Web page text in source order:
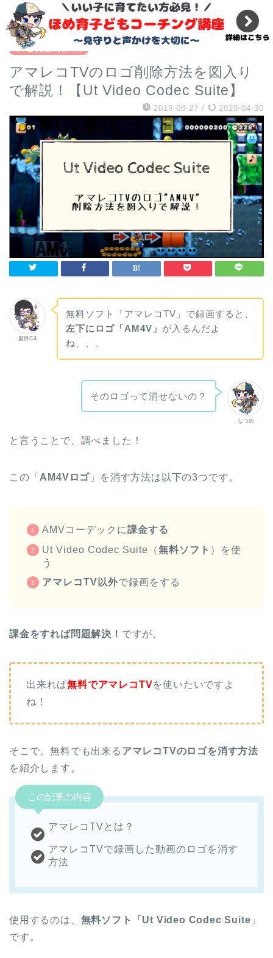
『必修科目』小学校のプログラミング教育ではプログラマ
ーになれない理由
ゲーム実況動画の作り方
アマレコTVのロゴ削除方法を図入り
で解説！【Ut Video Codec Suite】
2019-08-27 / 2020-04-30
夏目C4
無料ソフト「アマレコTV」で録画すると、
左下にロゴ「AM4V」 が入るんだよ
ね、、、
なつめ
そのロゴって消せないの？
と言うことで、調べました！
この「 AM4Vロゴ 」を消す方法は以下の3つです。
AMVコーデックに課金する
Ut Video Codec Suite（無料ソフト ）を使
う
アマレコTV以外で録画をする
課金をすれば問題解決！ ですが、
出来れば無料でアマレコTVを使いたいですよ
ね！
そこで、無料でも出来る アマレコTVのロゴを消す方法
を紹介します。
この記事の内容
アマレコTVとは？
アマレコTVで録画した動画のロゴを消す
方法
使用するのは、 無料ソフト「Ut Video Codec Suite 」
です。